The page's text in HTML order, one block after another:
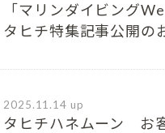
「マリンダイビング
タヒチ特集記事公開の
2025.11.14 up
タヒチハネムーン お